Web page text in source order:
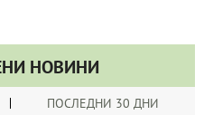
НОВИНИ
ПОСЛЕДНИ 30 ДНИ